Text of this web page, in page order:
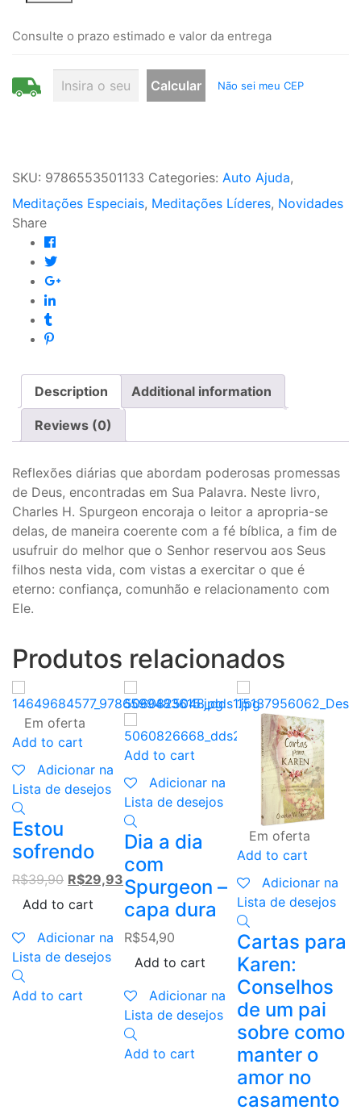
Consulte o prazo estimado e valor da entrega
Não sei meu CEP
SKU: 9786553501133 Categories: Auto Ajuda,
Meditações Especiais, Meditações Líderes, Novidades
Share
Description Additional information
Reviews (0)
Reflexões diárias que abordam poderosas promessas
de Deus, encontradas em Sua Palavra. Neste livro,
Charles H. Spurgeon encoraja o leitor a apropria-se
delas, de maneira coerente com a fé bíblica, a fim de
usufruir do melhor que o Senhor reservou aos Seus
filhos nesta vida, com vistas a exercitar o que é
eterno: confiança, comunhão e relacionamento com
Ele.
Produtos relacionados
Em oferta
Add to cart
Adicionar na
Lista de desejos
Estou
sofrendo
R$39,90 Original
price
R$39,90.
R$29,93Current
price
is:
R$29,93.
Add to cart
Adicionar na
Lista de desejos
Add to cart
Add to cart
Adicionar na
Lista de desejos
Dia a dia
com
Spurgeon –
capa dura
R$54,90
Add to cart
Adicionar na
Lista de desejos
Add to cart
Em oferta
Add to cart
Adicionar na
Lista de desejos
Cartas para
Karen:
Conselhos
de um pai
sobre como
manter o
amor no
casamento